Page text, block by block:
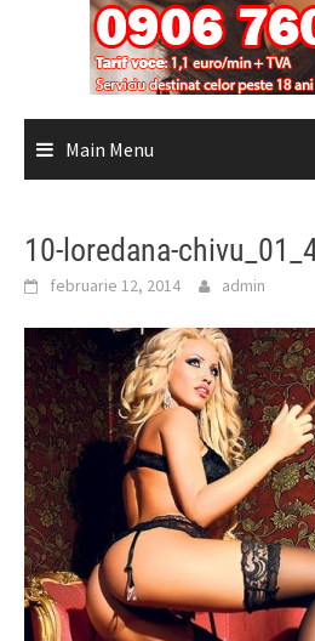
Main Menu
10-loredana-
februarie 12, 2014 admin